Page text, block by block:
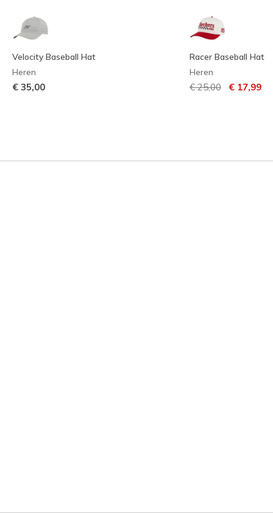
Velocity Baseball Hat
Heren
€ 35,00
Racer Baseball Hat
Heren
Prijs verlaagd van
€ 25,00naar
€ 17,99